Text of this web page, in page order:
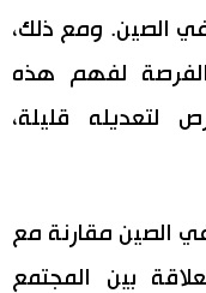
في الصين. ومع ذلك،
الفرصة لفهم هذه
لتعديله قليلة،
الصين مقارنة مع
بين المجتمع